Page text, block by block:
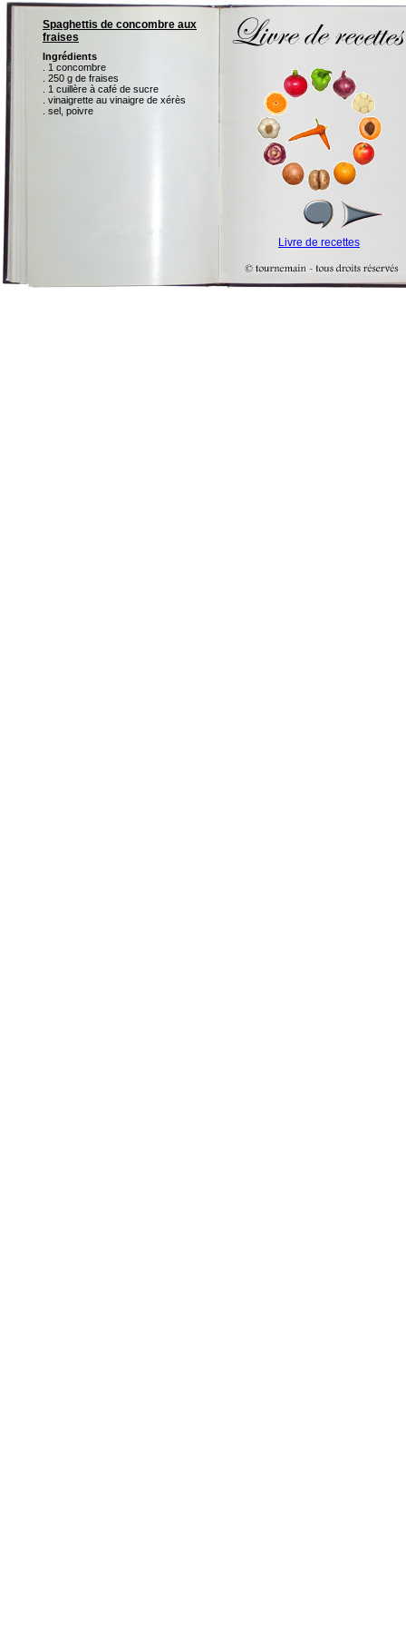
Spaghettis de concombre aux
fraises
Ingrédients
. 1 concombre
. 250 g de fraises
. 1 cuillère à café de sucre
. vinaigrette au vinaigre de xérès
. sel, poivre
Livre de recettes